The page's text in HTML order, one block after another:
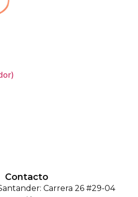
Contacto
Carrera 26 #29-04